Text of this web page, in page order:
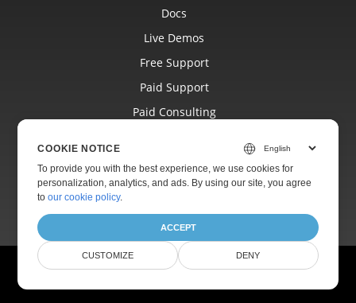
Docs
Live Demos
Free Support
Paid Support
Paid Consulting
Websites
About
© Aspose Pty Ltd 2001-2026.
COOKIE NOTICE
To provide you with the best experience, we use cookies for
personalization, analytics, and ads. By using our site, you agree
toour cookie policy.
ACCEPT
CUSTOMIZE DENY